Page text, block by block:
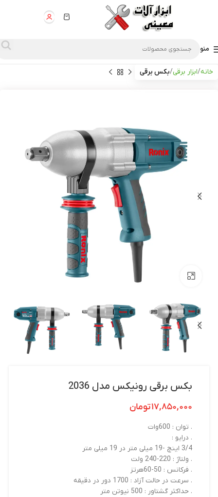
منو
خانه ابزار برقی بکس برقی
بزرگنمایی تصویر
بکس برقی رونیکس مدل 2036
۱۷,۸۵۰,۰۰۰تومان
. توان : 600وات
. درایو :
3/4 اینچ -19 میلی متر در 19 میلی متر
. ولتاژ : 220-240 ولت
. فرکانس : 50-60هرتز
. سرعت در حالت آزاد : 1700 دور در دقیقه
. حداکثر گشتاور : 500 نیوتن متر